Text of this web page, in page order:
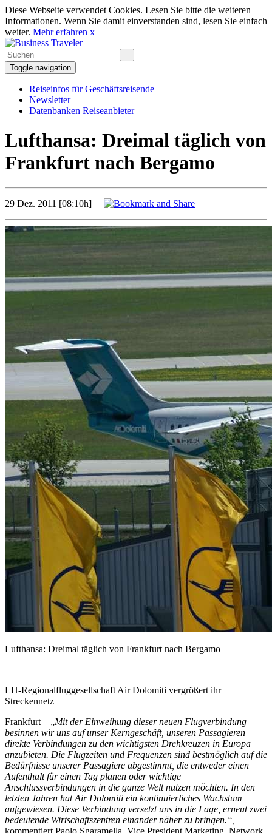
Diese Webseite verwendet Cookies. Lesen Sie bitte die weiteren
Informationen. Wenn Sie damit einverstanden sind, lesen Sie einfach
weiter. Mehr erfahren x
Toggle navigation
Reiseinfos für Geschäftsreisende
Newsletter
Datenbanken Reiseanbieter
Lufthansa: Dreimal täglich von
Frankfurt nach Bergamo
29 Dez. 2011 [08:10h]
Lufthansa: Dreimal täglich von Frankfurt nach Bergamo
LH-Regionalfluggesellschaft Air Dolomiti vergrößert ihr
Streckennetz
Frankfurt – „Mit der Einweihung dieser neuen Flugverbindung
besinnen wir uns auf unser Kerngeschäft, unseren Passagieren
direkte Verbindungen zu den wichtigsten Drehkreuzen in Europa
anzubieten. Die Flugzeiten und Frequenzen sind bestmöglich auf die
Bedürfnisse unserer Passagiere abgestimmt, die entweder einen
Aufenthalt für einen Tag planen oder wichtige
Anschlussverbindungen in die ganze Welt nutzen möchten. In den
letzten Jahren hat Air Dolomiti ein kontinuierliches Wachstum
aufgewiesen. Diese Verbindung versetzt uns in die Lage, erneut zwei
bedeutende Wirtschaftszentren einander näher zu bringen.“,
kommentiert Paolo Sgaramella, Vice President Marketing, Network